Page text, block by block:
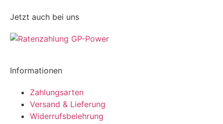
Jetzt auch bei uns
Informationen
Zahlungsarten
Versand & Lieferung
Widerrufsbelehrung